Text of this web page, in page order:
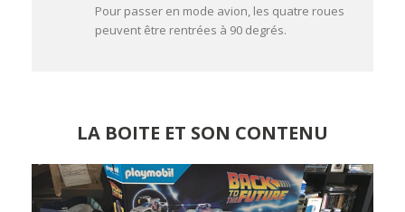
Pour passer en mode avion, les quatre roues
peuvent être rentrées à 90 degrés.
LA BOITE ET SON CONTENU